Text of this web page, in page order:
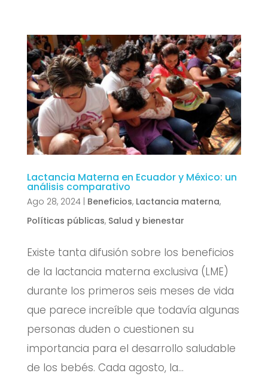
Lactancia Materna en Ecuador y México: un
análisis comparativo
Ago 28, 2024| Beneficios, Lactancia materna,
Políticas públicas, Salud y bienestar
Existe tanta difusión sobre los beneficios
de la lactancia materna exclusiva (LME)
durante los primeros seis meses de vida
que parece increíble que todavía algunas
personas duden o cuestionen su
importancia para el desarrollo saludable
de los bebés. Cada agosto, la...